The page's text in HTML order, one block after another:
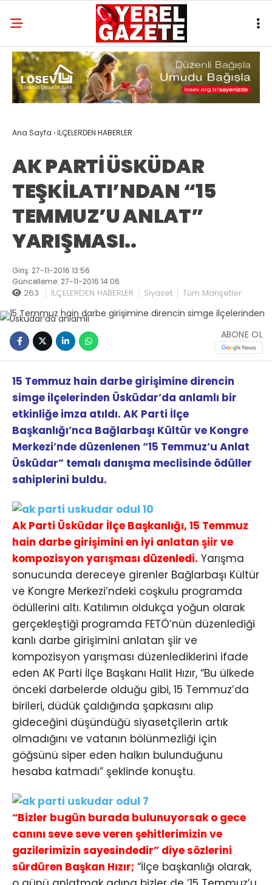
Ana Sayfa › İLÇELERDEN HABERLER
AK PARTİ ÜSKÜDAR
TEŞKİLATI’NDAN “15
TEMMUZ’U ANLAT”
YARIŞMASI..
Giriş: 27-11-2016 13:56
Güncelleme: 27-11-2016 14:06
263 İLÇELERDEN HABERLER Siyaset Tüm Manşetler
ABONE OL
15 Temmuz hain darbe girişimine direncin
simge ilçelerinden Üsküdar’da anlamlı bir
etkinliğe imza atıldı. AK Parti İlçe
Başkanlığı’nca Bağlarbaşı Kültür ve Kongre
Merkezi’nde düzenlenen “15 Temmuz’u Anlat
Üsküdar” temalı danışma meclisinde ödüller
sahiplerini buldu.
Ak Parti Üsküdar İlçe Başkanlığı, 15 Temmuz
hain darbe girişimini en iyi anlatan şiir ve
kompozisyon yarışması düzenledi. Yarışma
sonucunda dereceye girenler Bağlarbaşı Kültür
ve Kongre Merkezi’ndeki coşkulu programda
ödüllerini altı. Katılımın oldukça yoğun olarak
gerçekleştiği programda FETÖ’nün düzenlediği
kanlı darbe girişimini anlatan şiir ve
kompozisyon yarışması düzenlediklerini ifade
eden AK Parti İlçe Başkanı Halit Hızır, “Bu ülkede
önceki darbelerde olduğu gibi, 15 Temmuz’da
birileri, düdük çaldığında şapkasını alıp
gideceğini düşündüğü siyasetçilerin artık
olmadığını ve vatanın bölünmezliği için
göğsünü siper eden halkın bulunduğunu
hesaba katmadı” şeklinde konuştu.
“Bizler bugün burada bulunuyorsak o gece
canını seve seve veren şehitlerimizin ve
gazilerimizin sayesindedir” diye sözlerini
sürdüren Başkan Hızır; “İlçe başkanlığı olarak,